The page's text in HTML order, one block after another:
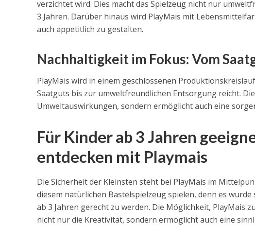
verzichtet wird. Dies macht das Spielzeug nicht nur
3 Jahren. Darüber hinaus wird PlayMais mit
auch appetitlich zu gestalten.
Nachhaltigkeit im Fokus: Vom
PlayMais wird in einem geschlossenen
Saatguts bis zur umweltfreundlichen Entsorgung reicht.
Umweltauswirkungen, sondern ermöglicht auch eine
Für Kinder ab 3 Jahren
entdecken mit Playmais
Die Sicherheit der Kleinsten steht bei PlayMais im
diesem natürlichen Bastelspielzeug spielen, denn es
ab 3 Jahren gerecht zu werden. Die Möglichkeit, PlayMais
nicht nur die Kreativität, sondern ermöglicht auch eine